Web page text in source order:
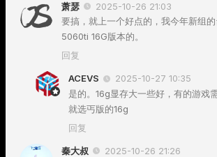
萧瑟
2025-10-26 21:03
要搞，就上一个好点的，我今年新组
5060ti 16G版本的。
回复
ACEVS
2025-10-27 10:35
是的。16g显存大一些好，有的游戏
就选丐版的16g
回复
秦大叔
2025-10-26 21:26